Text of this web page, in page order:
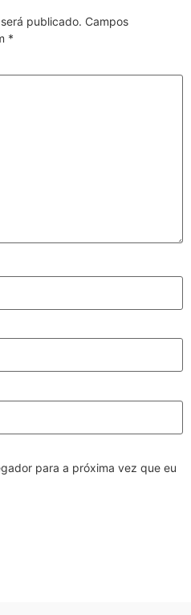
publicado. Campos
*
para a próxima vez que eu